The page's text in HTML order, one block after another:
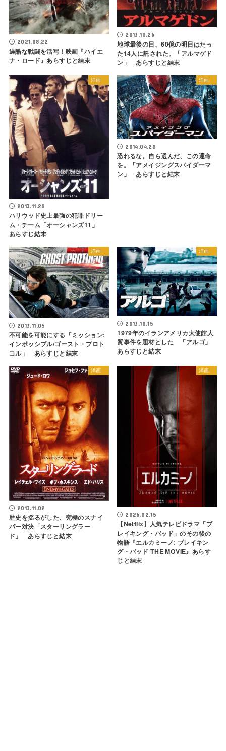
2021.08.22
過酷な戦闘を活写！映画『ハイエ
ナ・ロード』あらすじと結末
2013.10.26
地球最後の日、60億の明日はたっ
た14人に託された。「アルマゲド
ン」 あらすじと結末
洋画
2013.11.20
ハリウッド史上最強の犯罪ドリー
ム・チーム「オーシャンズ11」
あらすじ結末
洋画
2014.04.20
恐れるな。自ら選んだ、この運命
を。「アメイジングスパイダーマ
ン」 あらすじと結末
洋画
2013.11.05
不可能を可能にする「ミッション:
インポッシブル/ゴースト・プロト
コル」 あらすじと結末
洋画
2013.10.15
1979年のイランアメリカ大使館人
質事件を題材とした 「アルゴ」
あらすじと結末
洋画
2013.11.02
歴史を揺るがした、究極のスナイ
パー対決「スターリングラー
ド」 あらすじと結末
洋画
2026.02.15
【Netflix】人気テレビドラマ「ブ
レイキング・バッド」のその後の
物語『エルカミーノ: ブレイキン
グ・バッド THE MOVIE』あらす
じと結末